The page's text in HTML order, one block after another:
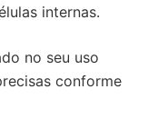
internas.
no seu uso
conforme